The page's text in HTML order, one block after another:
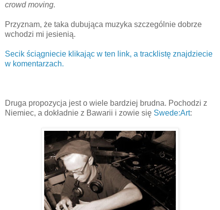
crowd moving.
Przyznam, że taka dubująca muzyka szczególnie dobrze
wchodzi mi jesienią.
Secik ściągniecie klikając w ten link, a tracklistę znajdziecie
w komentarzach.
Druga propozycja jest o wiele bardziej brudna. Pochodzi z
Niemiec, a dokładnie z Bawarii i zowie się Swede:Art: